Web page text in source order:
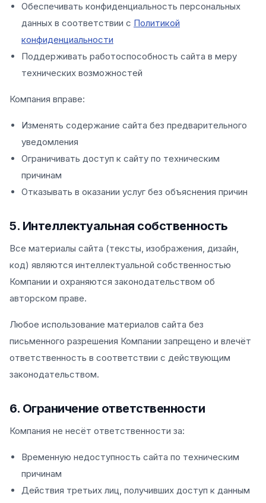
Обеспечивать конфиденциальность персональных
данных в соответствии с Политикой
конфиденциальности
Поддерживать работоспособность сайта в меру
технических возможностей
Компания вправе:
Изменять содержание сайта без предварительного
уведомления
Ограничивать доступ к сайту по техническим
причинам
Отказывать в оказании услуг без объяснения причин
5. Интеллектуальная собственность
Все материалы сайта (тексты, изображения, дизайн,
код) являются интеллектуальной собственностью
Компании и охраняются законодательством об
авторском праве.
Любое использование материалов сайта без
письменного разрешения Компании запрещено и влечёт
ответственность в соответствии с действующим
законодательством.
6. Ограничение ответственности
Компания не несёт ответственности за:
Временную недоступность сайта по техническим
причинам
Действия третьих лиц, получивших доступ к данным